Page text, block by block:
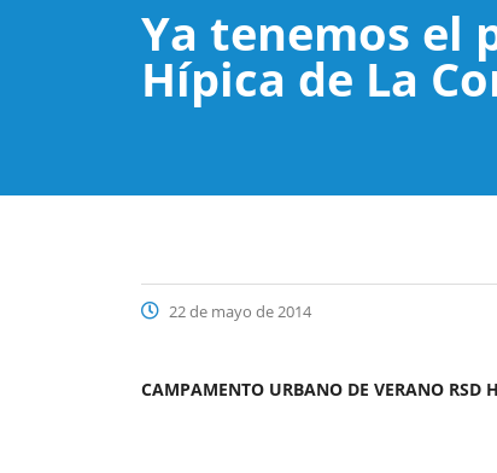
Ya tenemos el
Hípica de La
22 de mayo de 2014
CAMPAMENTO URBANO DE VERANO RSD